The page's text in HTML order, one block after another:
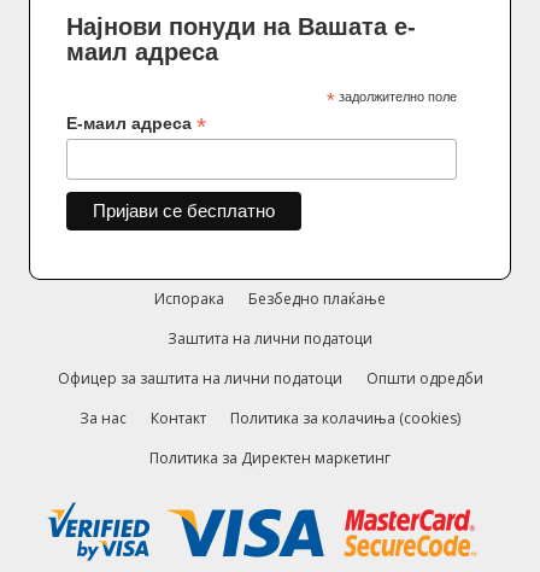
Најнови понуди на Вашата е-
маил адреса
* задолжително поле
Е-маил адреса *
Испорака
Безбедно плаќање
Заштита на лични податоци
Офицер за заштита на лични податоци
Општи одредби
За нас
Контакт
Политика за колачиња (cookies)
Политика за Директен маркетинг